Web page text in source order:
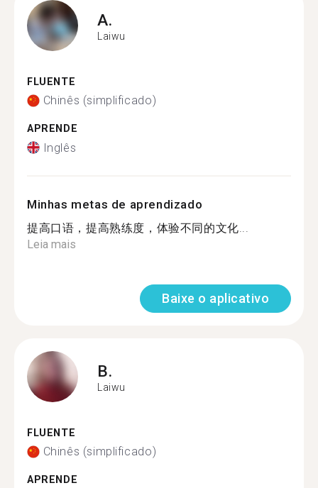
A.
Laiwu
FLUENTE
Chinês (simplificado)
APRENDE
Inglês
Minhas metas de aprendizado
提高口语，提高熟练度，体验不同的文化...
Leia mais
Baixe o aplicativo
B.
Laiwu
FLUENTE
Chinês (simplificado)
APRENDE